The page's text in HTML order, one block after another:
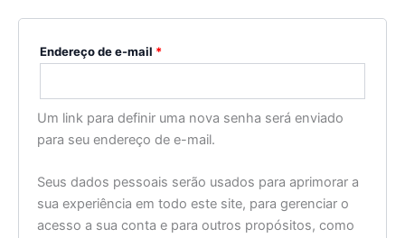
Endereço de e-mail *
Um link para definir uma nova senha será enviado
para seu endereço de e-mail.
Seus dados pessoais serão usados para aprimorar a
sua experiência em todo este site, para gerenciar o
acesso a sua conta e para outros propósitos, como